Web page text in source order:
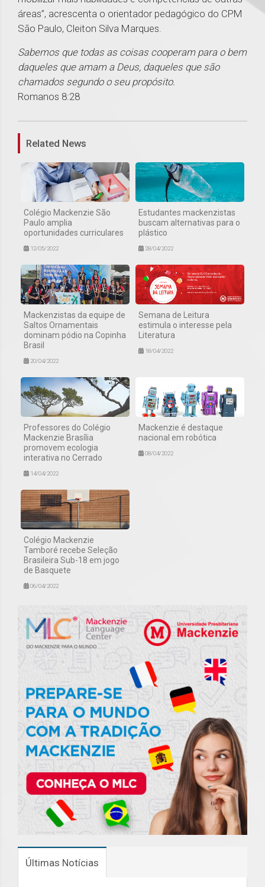
áreas”, acrescenta o orientador pedagógico do CPM
São Paulo, Cleiton Silva Marques.
Sabemos que todas as coisas cooperam para o bem
daqueles que amam a Deus, daqueles que são
chamados segundo o seu propósito.
Romanos 8:28
Related News
Colégio Mackenzie São
Paulo amplia
oportunidades curriculares
12/05/2022
Estudantes mackenzistas
buscam alternativas para o
plástico
28/04/2022
Mackenzistas da equipe de
Saltos Ornamentais
dominam pódio na Copinha
Brasil
20/04/2022
Semana de Leitura
estimula o interesse pela
Literatura
18/04/2022
Professores do Colégio
Mackenzie Brasília
promovem ecologia
interativa no Cerrado
14/04/2022
Mackenzie é destaque
nacional em robótica
08/04/2022
Colégio Mackenzie
Tamboré recebe Seleção
Brasileira Sub-18 em jogo
de Basquete
06/04/2022
Últimas Notícias